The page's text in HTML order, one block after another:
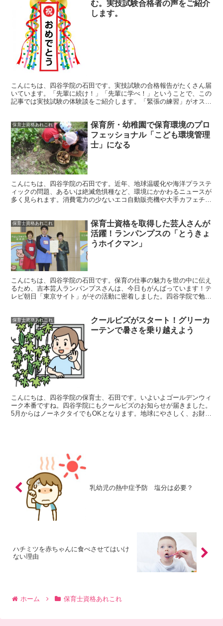
む。実技試験合格者の声をご紹介
します。
こんにちは、四谷学院の石田です。実技試験の合格報告がたくさん届
いています。「先輩に続け！」「先輩に学べ！」ということで、この
記事では実技試験の体験談をご紹介します。「緊張の練習」がオスス
保育士資格あれこれ
保育所・幼稚園で保育環境のプロ
フェッショナル「こども環境管理
士」になる
こんにちは、四谷学院の石田です。近年、地球温暖化や海洋プラステ
ィックの問題、あるいは絶滅危惧種など、環境にかかわるニュースが
多く見られます。消費電力の少ないエコ自動販売機や大手カフェチェ
保育士資格あれこれ
保育士資格を取得した芸人さんが
活躍！ランパンプスの「とうきょ
うホイクマン」
こんにちは、四谷学院の石田です。保育の仕事の魅力を世の中に伝え
るため、吉本芸人ランパンプスさんは、今日もがんばっています！テ
レビ朝日「東京サイト」がその活動に密着しました。四谷学院で勉強
保育士資格あれこれ
クールビズがスタート！グリーカ
ーテンで暑さを乗り越えよう
こんにちは、四谷学院の保育士、石田です。いよいよゴールデンウィ
ーク本番ですね。四谷学院にもクールビズのお知らせが届きました。
5月からはノーネクタイでもOKとなります。地球にやさしく、お財布
乳幼児の熱中症予防 塩分は必要？
ハチミツを赤ちゃんに食べさせてはいけ
ない理由
ホーム 保育士資格あれこれ